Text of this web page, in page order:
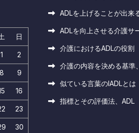
日
1 2
8 9
16
23
30
ADLを上げることが出来
ADLを向上させる介護サ
介護におけるADLの役割
介護の内容を決める基準
似ている言葉のIADLとは
指標とその評価法、ADL